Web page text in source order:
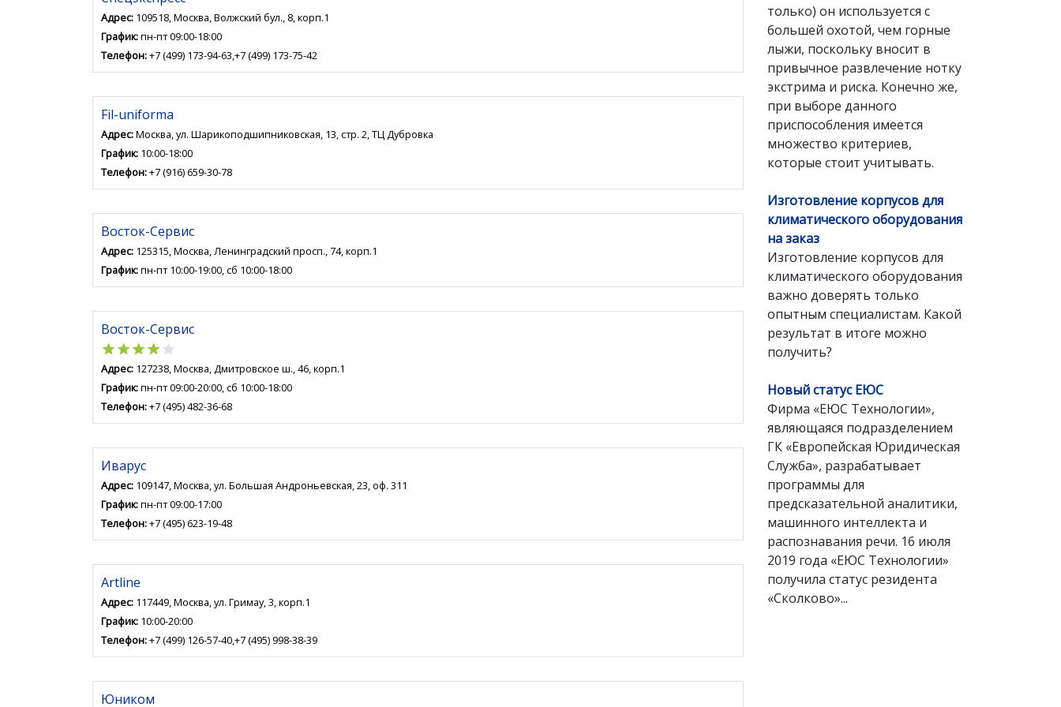
Адрес: 109518, Москва, Волжский бул., 8, корп.1
График:пн-пт 09:00-18:00
Телефон:+7 (499) 173-94-63,+7 (499) 173-75-42
Fil-uniforma
Адрес:Москва, ул. Шарикоподшипниковская, 13, стр. 2, ТЦ Дубровка
График: 10:00-18:00
Телефон:+7 (916) 659-30-78
Восток-Сервис
Адрес: 125315, Москва, Ленинградский просп., 74, корп.1
График:пн-пт 10:00-19:00, сб 10:00-18:00
Восток-Сервис
star
star
star
star
star
Адрес: 127238, Москва, Дмитровское ш., 46, корп.1
График:пн-пт 09:00-20:00, сб 10:00-18:00
Телефон:+7 (495) 482-36-68
Иварус
Адрес: 109147, Москва, ул. Большая Андроньевская, 23, оф. 311
График:пн-пт 09:00-17:00
Телефон:+7 (495) 623-19-48
Artline
Адрес: 117449, Москва, ул. Гримау, 3, корп.1
График: 10:00-20:00
Телефон:+7 (499) 126-57-40,+7 (495) 998-38-39
Юником
только) он используется с
большей охотой, чем горные
лыжи, поскольку вносит в
привычное развлечение нотку
экстрима и риска. Конечно же,
при выборе данного
приспособления имеется
множество критериев,
которые стоит учитывать.
Изготовление корпусов для
климатического оборудования
на заказ
Изготовление корпусов для
климатического оборудования
важно доверять только
опытным специалистам. Какой
результат в итоге можно
получить?
Новый статус ЕЮС
Фирма «ЕЮС Технологии»,
являющаяся подразделением
ГК «Европейская Юридическая
Служба», разрабатывает
программы для
предсказательной аналитики,
машинного интеллекта и
распознавания речи. 16 июля
2019 года «ЕЮС Технологии»
получила статус резидента
«Сколково»...